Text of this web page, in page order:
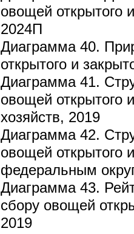
овощей открытого
2024П
Диаграмма 40.
открытого и
Диаграмма 41.
овощей открытого
хозяйств, 2019
Диаграмма 42.
овощей открытого
федеральным
Диаграмма 43.
сбору овощей
2019